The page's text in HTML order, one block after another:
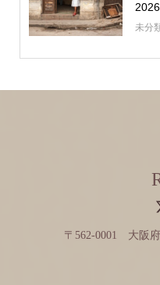
未分
〒562-0001 大阪